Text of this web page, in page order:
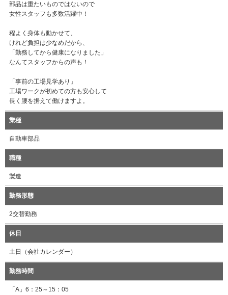
部品は重たいものではないので
女性スタッフも多数活躍中！
程よく身体も動かせて、
けれど負担は少なめだから、
「勤務してから健康になりました」
なんてスタッフからの声も！
「事前の工場見学あり」
工場ワークが初めての方も安心して
長く腰を据えて働けますよ。
業種
自動車部品
職種
製造
勤務形態
2交替勤務
休日
土日（会社カレンダー）
勤務時間
「A」6：25～15：05